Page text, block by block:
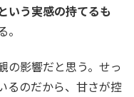
いう実感の持てるも
の影響だと思う。せっ
るのだから、甘さが控